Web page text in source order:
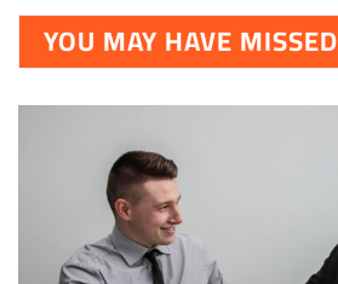
YOU MAY HAVE MISSED